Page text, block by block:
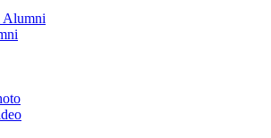
Alumni